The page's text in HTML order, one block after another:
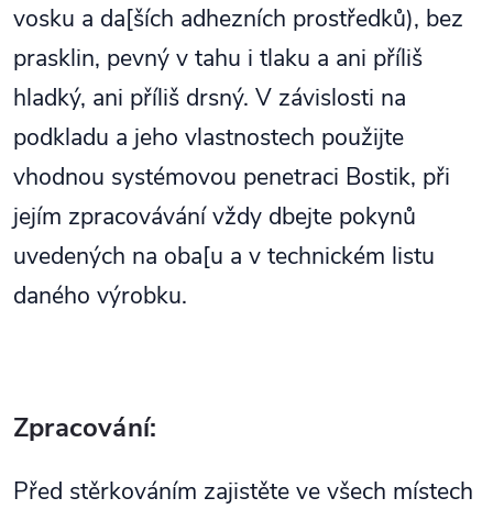
vosku a da[ších adhezních prostředků), bez
prasklin, pevný v tahu i tlaku a ani příliš
hladký, ani příliš drsný. V závislosti na
podkladu a jeho vlastnostech použijte
vhodnou systémovou penetraci Bostik, při
jejím zpracovávání vždy dbejte pokynů
uvedených na oba[u a v technickém listu
daného výrobku.
Zpracování:
Před stěrkováním zajistěte ve všech místech